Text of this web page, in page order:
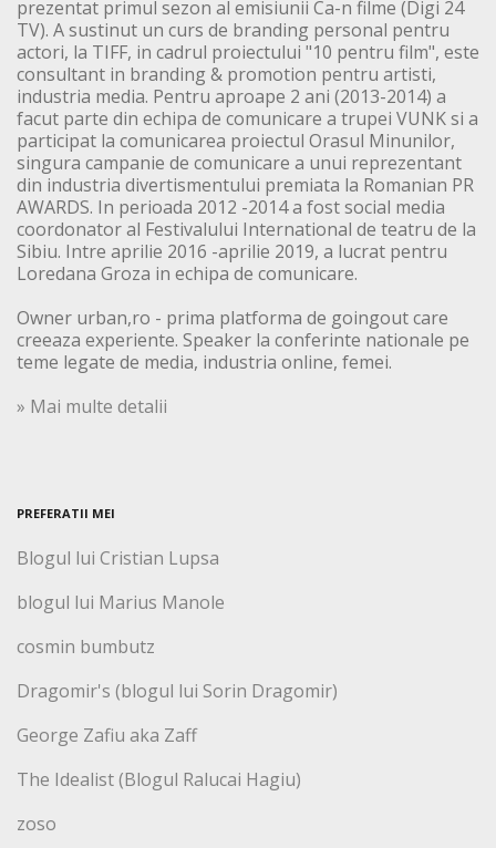
prezentat primul sezon al emisiunii Ca-n filme (Digi 24
TV). A sustinut un curs de branding personal pentru
actori, la TIFF, in cadrul proiectului "10 pentru film", este
consultant in branding & promotion pentru artisti,
industria media. Pentru aproape 2 ani (2013-2014) a
facut parte din echipa de comunicare a trupei VUNK si a
participat la comunicarea proiectul Orasul Minunilor,
singura campanie de comunicare a unui reprezentant
din industria divertismentului premiata la Romanian PR
AWARDS. In perioada 2012 -2014 a fost social media
coordonator al Festivalului International de teatru de la
Sibiu. Intre aprilie 2016 -aprilie 2019, a lucrat pentru
Loredana Groza in echipa de comunicare.
Owner urban,ro - prima platforma de goingout care
creeaza experiente. Speaker la conferinte nationale pe
teme legate de media, industria online, femei.
» Mai multe detalii
PREFERATII MEI
Blogul lui Cristian Lupsa
blogul lui Marius Manole
cosmin bumbutz
Dragomir's (blogul lui Sorin Dragomir)
George Zafiu aka Zaff
The Idealist (Blogul Ralucai Hagiu)
zoso